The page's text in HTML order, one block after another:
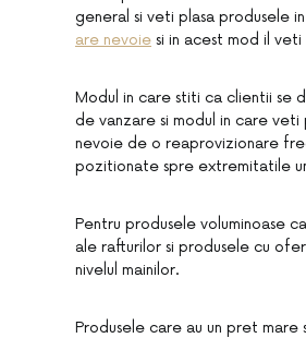
general si veti plasa produsele
are nevoie si in acest mod il
Modul in care stiti ca clientii se
de vanzare si modul in care
nevoie de o reaprovizionare
pozitionate spre extremitatile
Pentru produsele voluminoase
ale rafturilor si produsele cu
nivelul mainilor.
Produsele care au un pret mare